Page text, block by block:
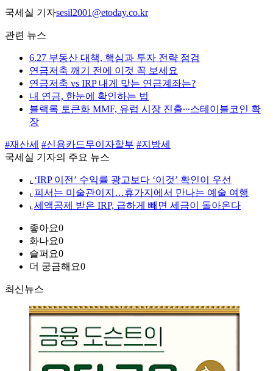
국세실 기자sesil2001@etoday.co.kr
관련 뉴스
6.27 부동산 대책, 핵심과 투자 전략 점검
연금저축 깨기 전에 이것 꼭 보세요
연금저축 vs IRP 내게 맞는 연금계좌는?
내 연금, 한눈에 확인하는 법
블랙록 토큰화 MMF, 유럽 시장 진출∙∙∙스테이블코인 확
장
#재산세 #신용카드무이자할부 #지방세
국세실 기자의 주요 뉴스
⌞ ‘IRP 이전’ 수익률 광고보다 ‘이것’ 확인이 우선
⌞ 피서는 미술관이지…휴가지에서 만나는 예술 여행
⌞ 세액공제 받은 IRP, 급하게 빼면 세금이 돌아온다
좋아요0
화나요0
슬퍼요0
더 궁금해요0
최신뉴스